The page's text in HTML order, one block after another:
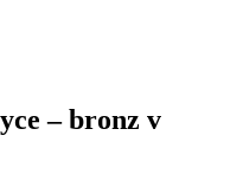
– bronz v